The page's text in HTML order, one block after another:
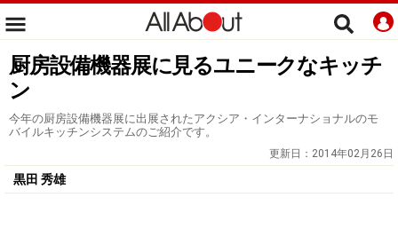
厨房設備機器展に見るユニークなキッチ
ン
今年の厨房設備機器展に出展されたアクシア・インターナショナルのモ
バイルキッチンシステムのご紹介です。
更新日： 2014年02月26日
黒田 秀雄